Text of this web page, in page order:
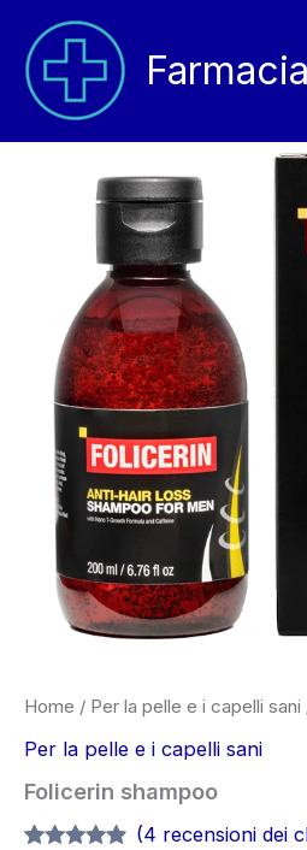
contenuto
Home / Per la pelle e i capelli sani
Per la pelle e i capelli sani
Folicerin shampoo
(4 recensioni dei